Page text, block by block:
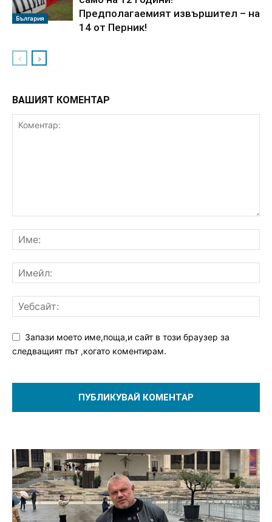
България
Предполагаемият извършител – на
14 от Перник!
ВАШИЯТ КОМЕНТАР
Запази моето име,поща,и сайт в този браузер за
следващият път ,когато коментирам.